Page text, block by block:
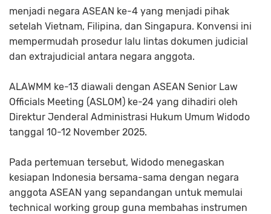
menjadi negara ASEAN ke-4 yang menjadi pihak
setelah Vietnam, Filipina, dan Singapura. Konvensi ini
mempermudah prosedur lalu lintas dokumen judicial
dan extrajudicial antara negara anggota.
ALAWMM ke-13 diawali dengan ASEAN Senior Law
Officials Meeting (ASLOM) ke-24 yang dihadiri oleh
Direktur Jenderal Administrasi Hukum Umum Widodo
tanggal 10-12 November 2025.
Pada pertemuan tersebut, Widodo menegaskan
kesiapan Indonesia bersama-sama dengan negara
anggota ASEAN yang sepandangan untuk memulai
technical working group guna membahas instrumen